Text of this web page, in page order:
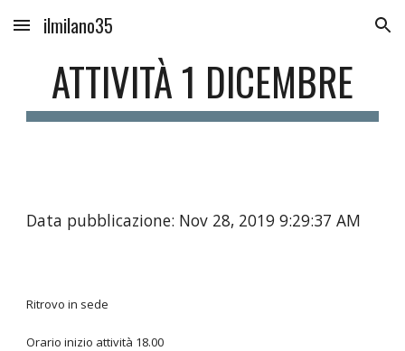
Skip to main content Skip to navigation
ilmilano35
ATTIVITÀ 1 DICEMBRE
Data pubblicazione: Nov 28, 2019 9:29:37 AM
Ritrovo in sede
Orario inizio attività 18.00